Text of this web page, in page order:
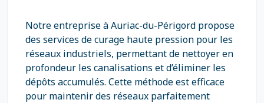
Notre entreprise à Auriac-du-Périgord propose
des services de curage haute pression pour les
réseaux industriels, permettant de nettoyer en
profondeur les canalisations et d’éliminer les
dépôts accumulés. Cette méthode est efficace
pour maintenir des réseaux parfaitement